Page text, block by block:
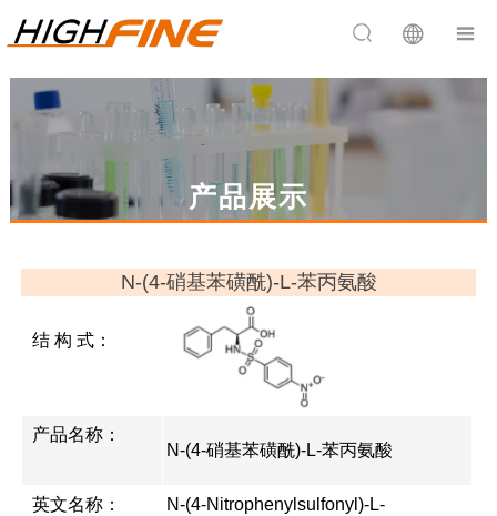
 
产品展示
N-(4-硝基苯磺酰)-L-苯丙氨酸
结 构 式：
产品名称：
N-(4-硝基苯磺酰)-L-苯丙氨酸
英文名称：
N-(4-Nitrophenylsulfonyl)-L-